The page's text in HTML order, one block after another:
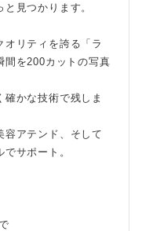
見つかります。
リティを誇る「ラ
間を200カットの写真
かな技術で残しま
容アテンド、そして
サポート。